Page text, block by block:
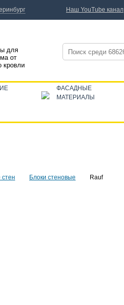
стен Блоки стеновые Rauf
для
от
кровли
ФАСАДНЫЕ
МАТЕРИАЛЫ
Наш YouTube канал